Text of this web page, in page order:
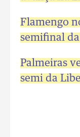
Flamengo
semifinal
Palmeiras
semi da